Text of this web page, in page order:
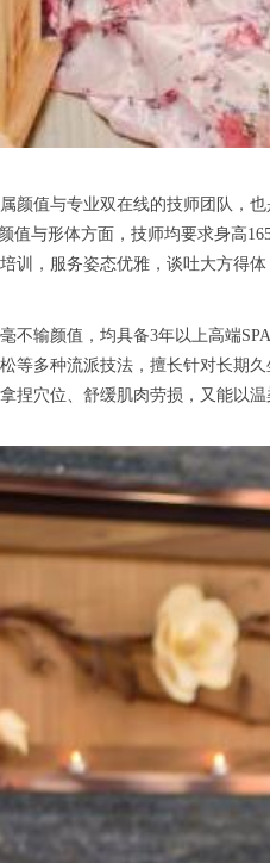
值与专业双在线的技师团队，也
值与形体方面，技师均要求身高
训，服务姿态优雅，谈吐大方得体
输颜值，均具备3年以上高端
等多种流派技法，擅长针对长期
捏穴位、舒缓肌肉劳损，又能以